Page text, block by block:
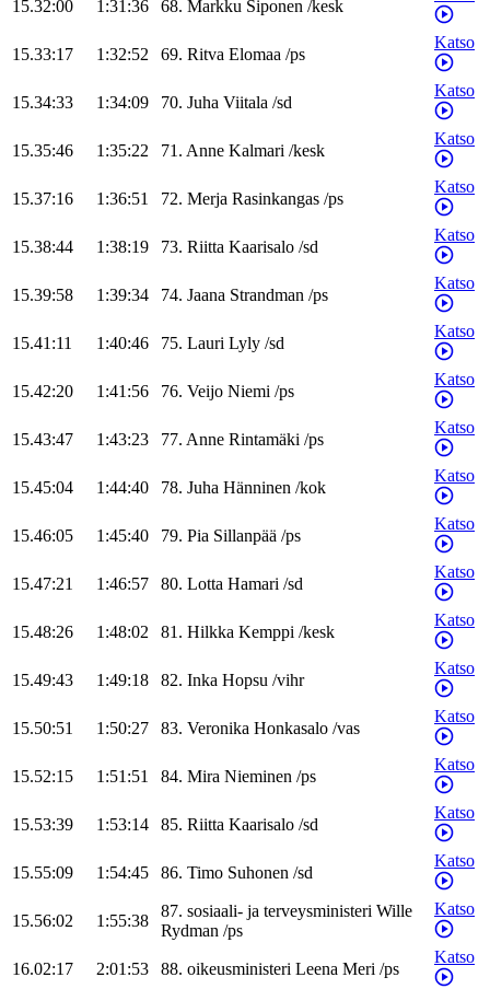
15.32:00 1:31:36 68. Markku Siponen /kesk
15.33:17 1:32:52 69. Ritva Elomaa /ps
Katso
15.34:33 1:34:09 70. Juha Viitala /sd
Katso
15.35:46 1:35:22 71. Anne Kalmari /kesk
Katso
15.37:16 1:36:51 72. Merja Rasinkangas /ps
Katso
15.38:44 1:38:19 73. Riitta Kaarisalo /sd
Katso
15.39:58 1:39:34 74. Jaana Strandman /ps
Katso
15.41:11 1:40:46 75. Lauri Lyly /sd
Katso
15.42:20 1:41:56 76. Veijo Niemi /ps
Katso
15.43:47 1:43:23 77. Anne Rintamäki /ps
Katso
15.45:04 1:44:40 78. Juha Hänninen /kok
Katso
15.46:05 1:45:40 79. Pia Sillanpää /ps
Katso
15.47:21 1:46:57 80. Lotta Hamari /sd
Katso
15.48:26 1:48:02 81. Hilkka Kemppi /kesk
Katso
15.49:43 1:49:18 82. Inka Hopsu /vihr
Katso
15.50:51 1:50:27 83. Veronika Honkasalo /vas
Katso
15.52:15 1:51:51 84. Mira Nieminen /ps
Katso
15.53:39 1:53:14 85. Riitta Kaarisalo /sd
Katso
15.55:09 1:54:45 86. Timo Suhonen /sd
Katso
15.56:02 1:55:38
87. sosiaali- ja terveysministeri Wille
Rydman /ps
Katso
16.02:17 2:01:53 88. oikeusministeri Leena Meri /ps
Katso